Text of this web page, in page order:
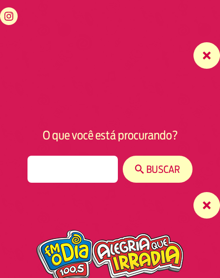
https://www.instagram.com/fmodiaresende
O que você está procurando?
BUSCAR